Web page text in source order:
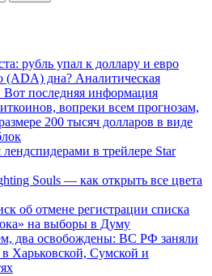
рубль упал к доллару и евро
(ADA) дна? Аналитическая
последняя информация
вопреки всем прогнозам,
200 тысяч долларов в виде
в трейлере Star
Souls — как открыть все цвета
об отмене регистрации списка
на выборы в Думу
два освобождены: ВС РФ заняли
Харьковской, Сумской и